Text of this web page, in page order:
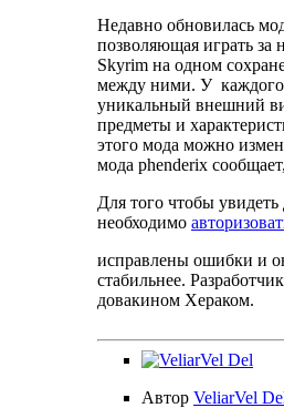
Недавно обновилась
позволяющая играть за
Skyrim на одном
между ними. У каждого
уникальный внешний
предметы и
этого мода можно
мода phenderix
Для того чтобы
необходимо
исправлены ошибки и
стабильнее.
довакином Хераком.
Автор VeliarVel